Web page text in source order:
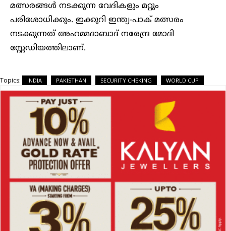
മത്സരങ്ങള്‍ നടക്കുന്ന വേദികളും മറ്റും
പരിശോധിക്കും. ഇക്കുറി ഇന്ത്യ-പാക് മത്സരം
നടക്കുന്നത് അഹമ്മദാബാദ് നരേന്ദ്ര മോദി
സ്റ്റേഡിയത്തിലാണ്.
Topics: INDIA PAKISTHAN SECURITY CHEKING WORLD CUP